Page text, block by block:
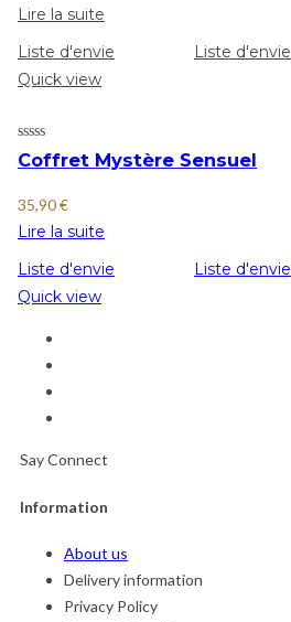
Lire la suite
Liste d'envie
Liste d'envie
Quick view
Coffret Mystère Sensuel
35,90€
Lire la suite
Liste d'envie
Liste d'envie
Quick view
Say Connect
Information
About us
Delivery information
Privacy Policy